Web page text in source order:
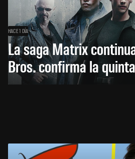
HACE 1 DÍA
La saga Matrix
Bros. confirma la